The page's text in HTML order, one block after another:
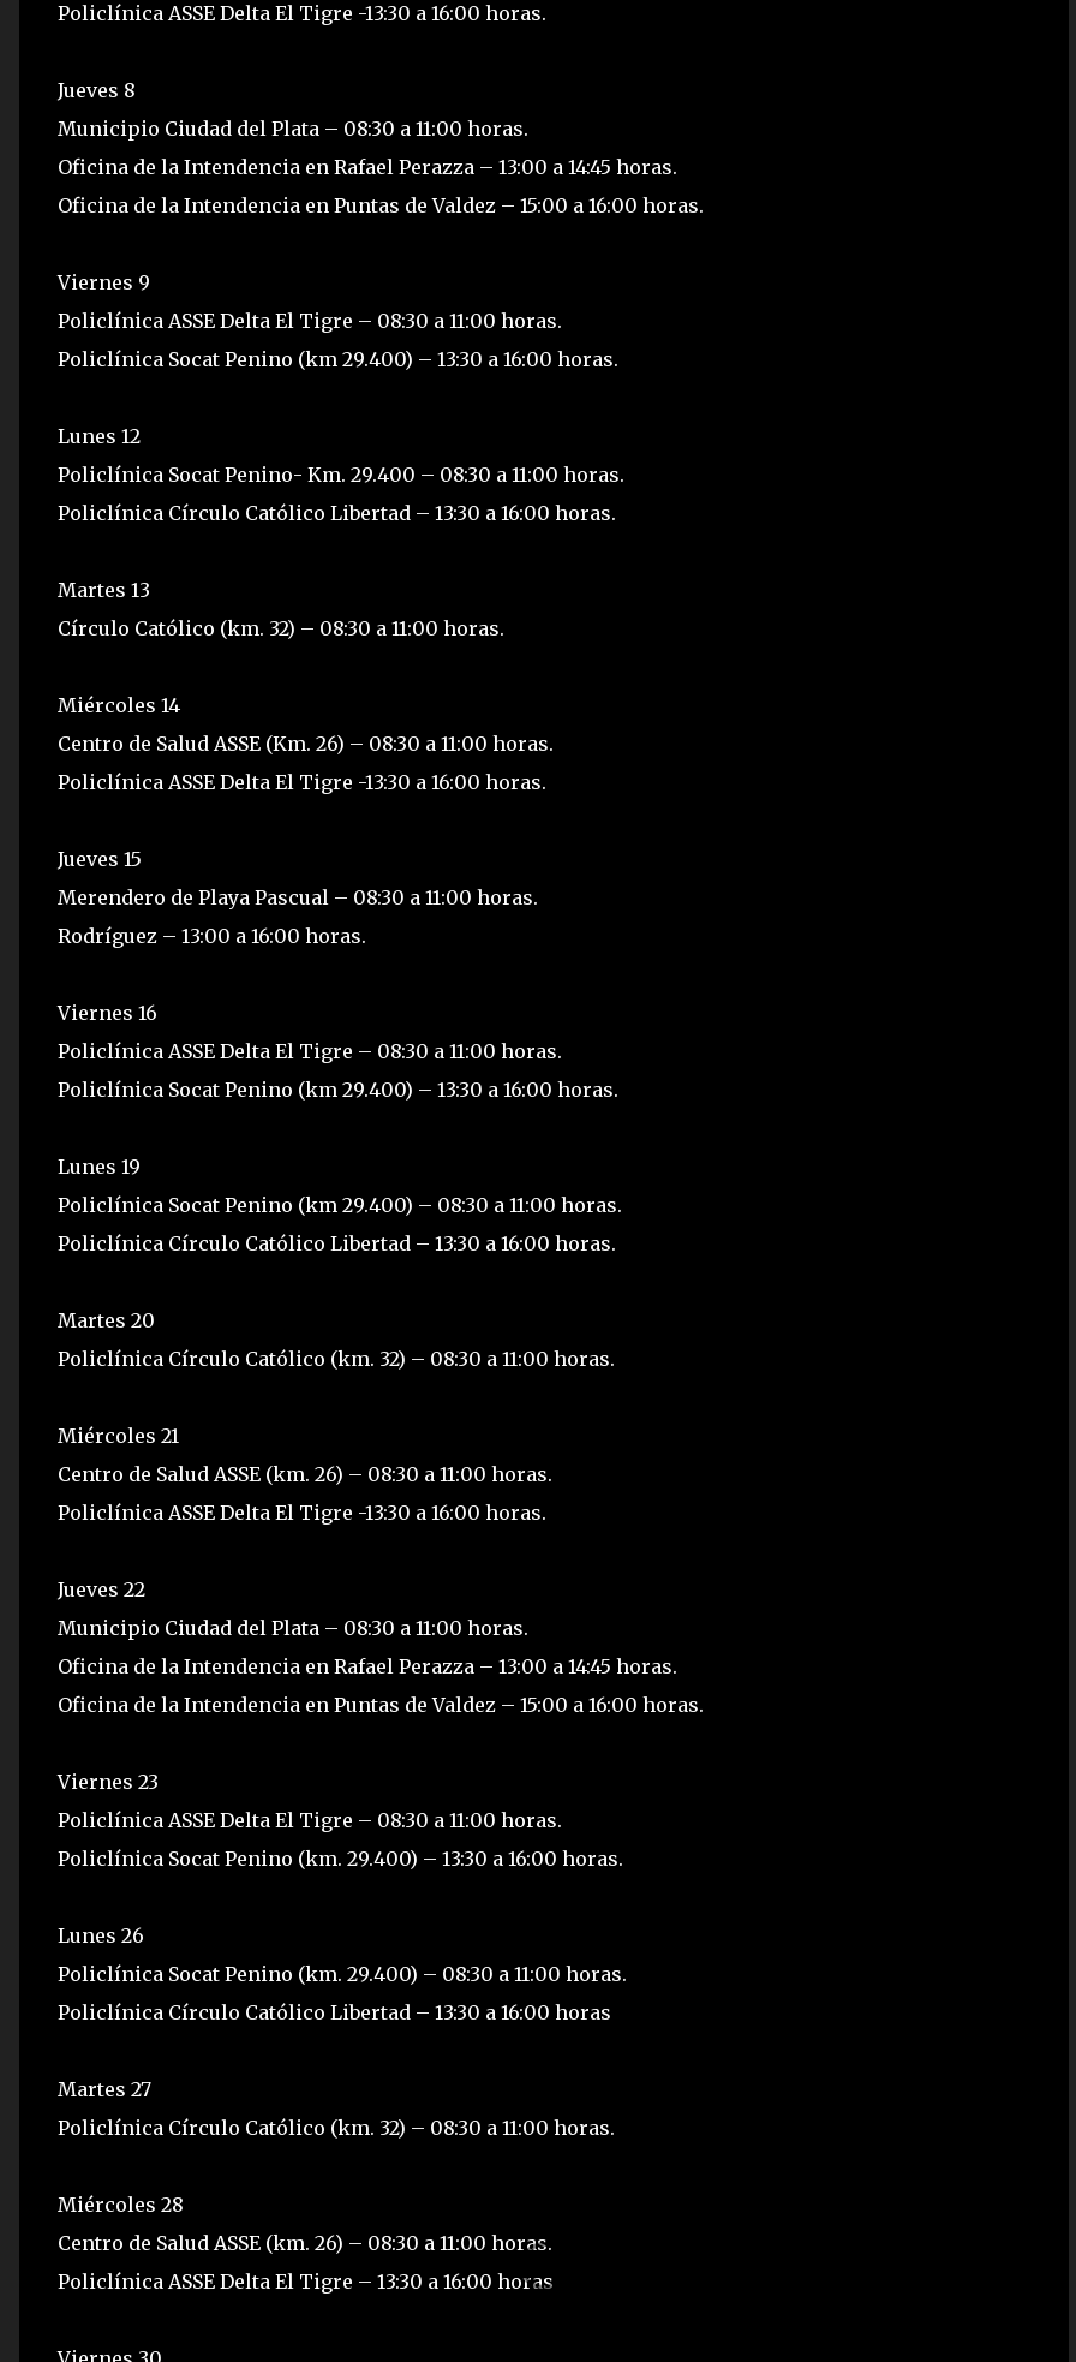
Policlínica ASSE Delta El Tigre -13:30 a 16:00 horas.
Jueves 8
Municipio Ciudad del Plata – 08:30 a 11:00 horas.
Oficina de la Intendencia en Rafael Perazza – 13:00 a 14:45 horas.
Oficina de la Intendencia en Puntas de Valdez – 15:00 a 16:00 horas.
Viernes 9
Policlínica ASSE Delta El Tigre – 08:30 a 11:00 horas.
Policlínica Socat Penino (km 29.400) – 13:30 a 16:00 horas.
Lunes 12
Policlínica Socat Penino- Km. 29.400 – 08:30 a 11:00 horas.
Policlínica Círculo Católico Libertad – 13:30 a 16:00 horas.
Martes 13
Círculo Católico (km. 32) – 08:30 a 11:00 horas.
Miércoles 14
Centro de Salud ASSE (Km. 26) – 08:30 a 11:00 horas.
Policlínica ASSE Delta El Tigre -13:30 a 16:00 horas.
Jueves 15
Merendero de Playa Pascual – 08:30 a 11:00 horas.
Rodríguez – 13:00 a 16:00 horas.
Viernes 16
Policlínica ASSE Delta El Tigre – 08:30 a 11:00 horas.
Policlínica Socat Penino (km 29.400) – 13:30 a 16:00 horas.
Lunes 19
Policlínica Socat Penino (km 29.400) – 08:30 a 11:00 horas.
Policlínica Círculo Católico Libertad – 13:30 a 16:00 horas.
Martes 20
Policlínica Círculo Católico (km. 32) – 08:30 a 11:00 horas.
Miércoles 21
Centro de Salud ASSE (km. 26) – 08:30 a 11:00 horas.
Policlínica ASSE Delta El Tigre -13:30 a 16:00 horas.
Jueves 22
Municipio Ciudad del Plata – 08:30 a 11:00 horas.
Oficina de la Intendencia en Rafael Perazza – 13:00 a 14:45 horas.
Oficina de la Intendencia en Puntas de Valdez – 15:00 a 16:00 horas.
Viernes 23
Policlínica ASSE Delta El Tigre – 08:30 a 11:00 horas.
Policlínica Socat Penino (km. 29.400) – 13:30 a 16:00 horas.
Lunes 26
Policlínica Socat Penino (km. 29.400) – 08:30 a 11:00 horas.
Policlínica Círculo Católico Libertad – 13:30 a 16:00 horas
Martes 27
Policlínica Círculo Católico (km. 32) – 08:30 a 11:00 horas.
Miércoles 28
Centro de Salud ASSE (km. 26) – 08:30 a 11:00 horas.
Policlínica ASSE Delta El Tigre – 13:30 a 16:00 horas